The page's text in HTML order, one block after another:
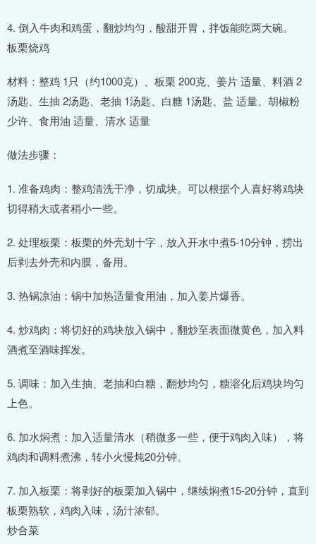
4. 倒入牛肉和鸡蛋，翻炒均匀，酸甜开胃，拌饭能吃两大碗。
板栗烧鸡
材料：整鸡 1只（约1000克）、板栗 200克、姜片 适量、料酒 2
汤匙、生抽 2汤匙、老抽 1汤匙、白糖 1汤匙、盐 适量、胡椒粉
少许、食用油 适量、清水 适量
做法步骤：
1. 准备鸡肉：整鸡清洗干净，切成块。可以根据个人喜好将鸡块
切得稍大或者稍小一些。
2. 处理板栗：板栗的外壳划十字，放入开水中煮5-10分钟，捞出
后剥去外壳和内膜，备用。
3. 热锅凉油：锅中加热适量食用油，加入姜片爆香。
4. 炒鸡肉：将切好的鸡块放入锅中，翻炒至表面微黄色，加入料
酒煮至酒味挥发。
5. 调味：加入生抽、老抽和白糖，翻炒均匀，糖溶化后鸡块均匀
上色。
6. 加水焖煮：加入适量清水（稍微多一些，便于鸡肉入味），将
鸡肉和调料煮沸，转小火慢炖20分钟。
7. 加入板栗：将剥好的板栗加入锅中，继续焖煮15-20分钟，直到
板栗熟软，鸡肉入味，汤汁浓郁。
炒合菜